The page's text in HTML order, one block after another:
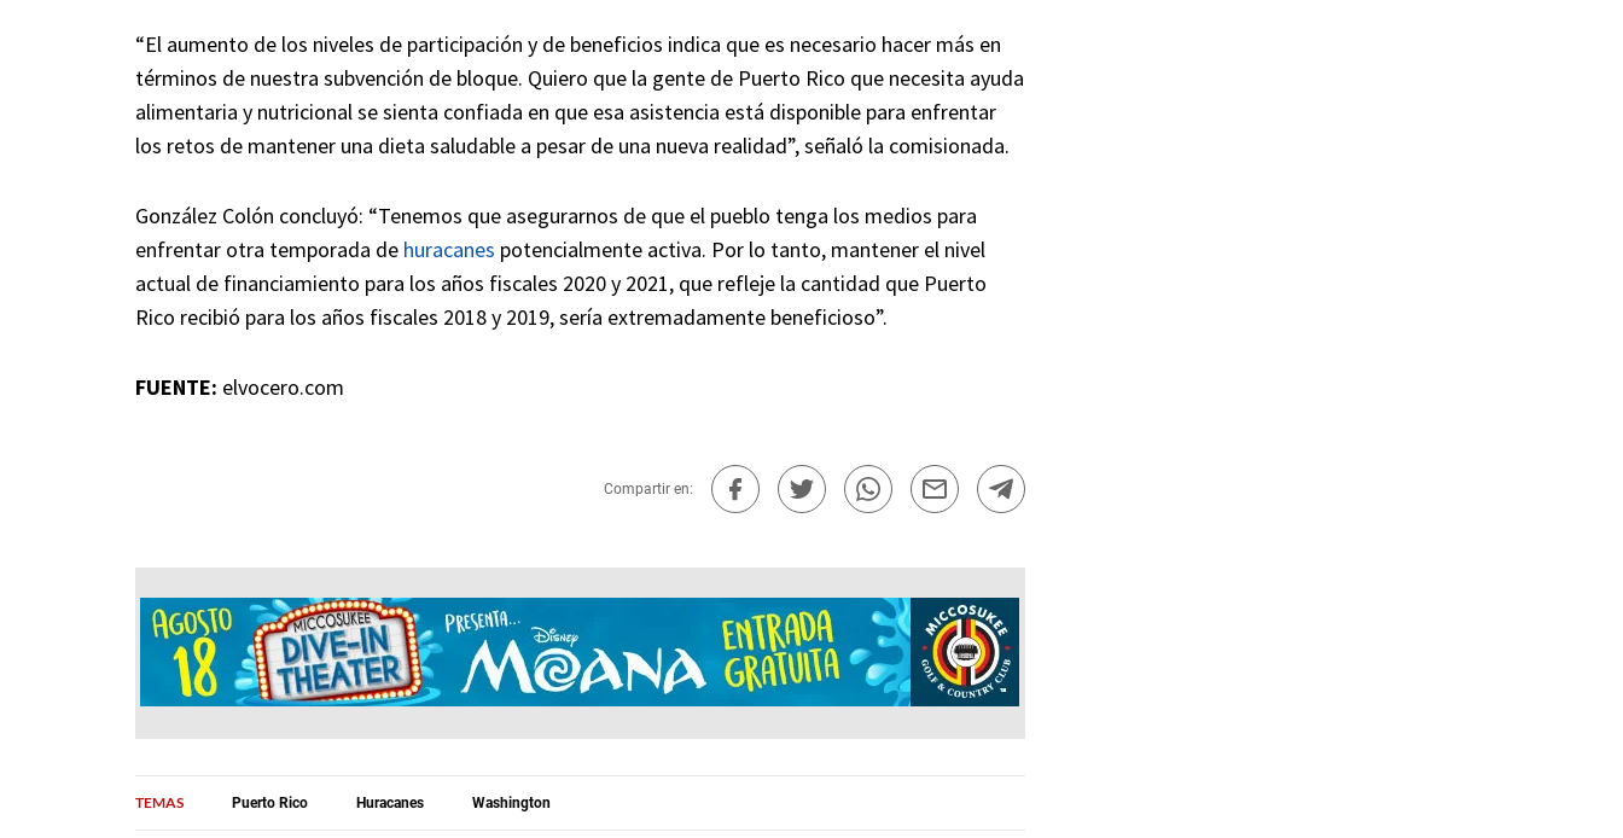
“El aumento de los niveles de participación y de beneficios indica que es necesario hacer más en
términos de nuestra subvención de bloque. Quiero que la gente de Puerto Rico que necesita ayuda
alimentaria y nutricional se sienta confiada en que esa asistencia está disponible para enfrentar
los retos de mantener una dieta saludable a pesar de una nueva realidad”, señaló la comisionada.
González Colón concluyó: “Tenemos que asegurarnos de que el pueblo tenga los medios para
enfrentar otra temporada de huracanes potencialmente activa. Por lo tanto, mantener el nivel
actual de financiamiento para los años fiscales 2020 y 2021, que refleje la cantidad que Puerto
Rico recibió para los años fiscales 2018 y 2019, sería extremadamente beneficioso”.
FUENTE: elvocero.com
Compartir en:
TEMAS Puerto Rico Huracanes Washington